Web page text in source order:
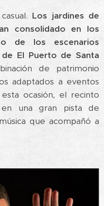
Los jardines de
consolidado en los
de los escenarios
El Puerto de Santa
de patrimonio
adaptados a eventos
ocasión, el recinto
una gran pista de
que acompañó a